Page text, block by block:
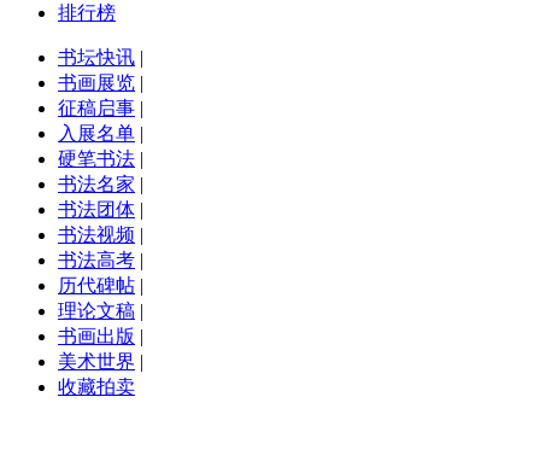
排行榜
书坛快讯 |
书画展览 |
征稿启事 |
入展名单 |
硬笔书法 |
书法名家 |
书法团体 |
书法视频 |
书法高考 |
历代碑帖 |
理论文稿 |
书画出版 |
美术世界 |
收藏拍卖